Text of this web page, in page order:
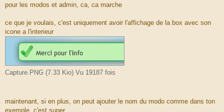
s
e
pour les modos et admin, ca, ca marche
ce que je voulais, c'est uniquement avoir l'affichage de la box avec son
icone a l'interieur
Capture.PNG (7.33 Kio) Vu 19187 fois
maintenant, si en plus, on peut ajouter le nom du modo comme dans ton
exemple, c'est super